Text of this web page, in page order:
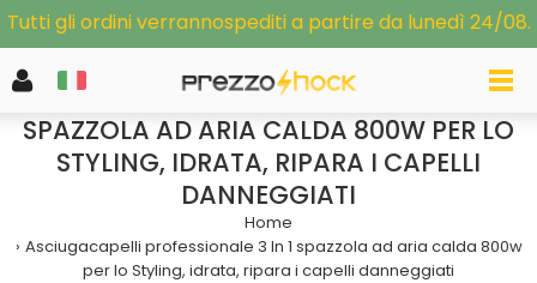
Tutti gli ordini verrannospediti a partire da lunedì 24/08.
ASCIUGACAPELLI PROFESSIONALE 3 IN 1
SPAZZOLA AD ARIA CALDA 800W PER LO
STYLING, IDRATA, RIPARA I CAPELLI
DANNEGGIATI
Home
Asciugacapelli professionale 3 In 1 spazzola ad aria calda 800w
per lo Styling, idrata, ripara i capelli danneggiati